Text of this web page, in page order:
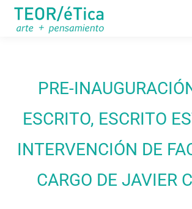
PRE-
ESCRITO, ESCRITO
INTERVENCIÓN DE
CARGO DE JAVIER